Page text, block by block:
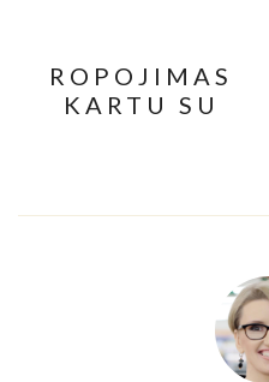
ROPOJIMAS
KARTU SU